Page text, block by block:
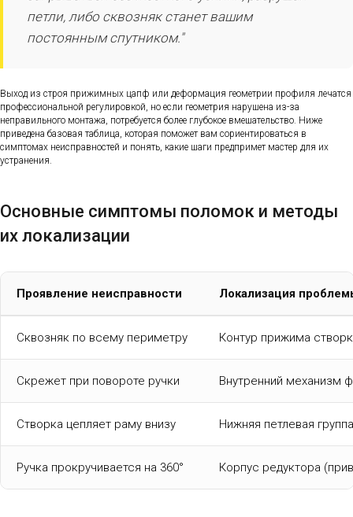
петли, либо сквозняк станет вашим
постоянным спутником."
Выход из строя прижимных цапф или деформация геометрии профиля лечатся
профессиональной регулировкой, но если геометрия нарушена из-за
неправильного монтажа, потребуется более глубокое вмешательство. Ниже
приведена базовая таблица, которая поможет вам сориентироваться в
симптомах неисправностей и понять, какие шаги предпримет мастер для их
устранения.
Основные симптомы поломок и методы
их локализации
Проявление неисправности Локализация
Сквозняк по всему периметру Контур прижима
Скрежет при повороте ручки Внутренний механизм
Створка цепляет раму внизу Нижняя петлевая группа
Ручка прокручивается на 360° Корпус редуктора